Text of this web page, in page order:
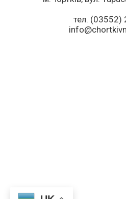
тел. (03552)